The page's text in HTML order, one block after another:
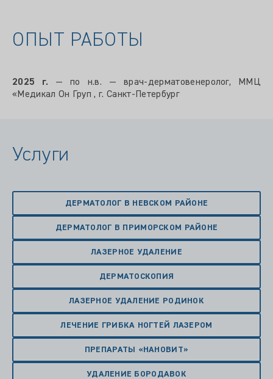
ОПЫТ РАБОТЫ
2025 г. — по н.в. — врач-дерматовенеролог, ММЦ
«Медикал Он Груп , г. Санкт-Петербург
Услуги
ДЕРМАТОЛОГ В НЕВСКОМ РАЙОНЕ
ДЕРМАТОЛОГ В ПРИМОРСКОМ РАЙОНЕ
ЛАЗЕРНОЕ УДАЛЕНИЕ
ДЕРМАТОСКОПИЯ
ЛАЗЕРНОЕ УДАЛЕНИЕ РОДИНОК
ЛЕЧЕНИЕ ГРИБКА НОГТЕЙ ЛАЗЕРОМ
ПРЕПАРАТЫ «НАНОВИТ»
УДАЛЕНИЕ БОРОДАВОК